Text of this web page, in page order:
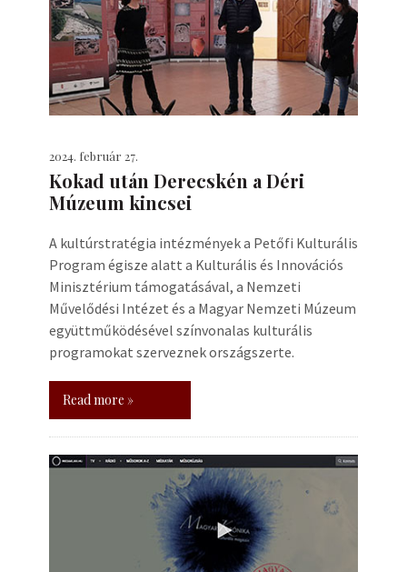
2024. február 27.
Kokad után Derecskén a Déri
Múzeum kincsei
A kultúrstratégia intézmények a Petőfi Kulturális
Program égisze alatt a Kulturális és Innovációs
Minisztérium támogatásával, a Nemzeti
Művelődési Intézet és a Magyar Nemzeti Múzeum
együttműködésével színvonalas kulturális
programokat szerveznek országszerte.
Read more »